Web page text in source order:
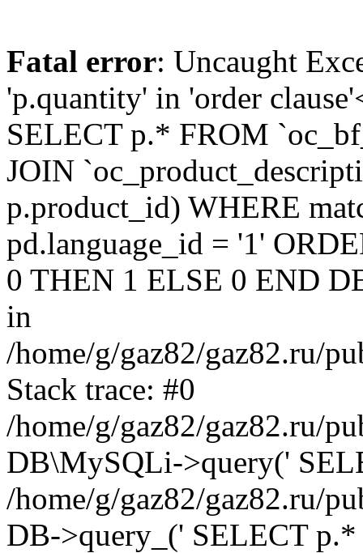
Fatal error: Uncaught
'p.quantity' in 'order
SELECT p.* FROM
JOIN
p.product_id) WHERE
pd.language_id = '1'
0 THEN 1 ELSE 0 END
in
/home/g/gaz82/gaz82.ru/
Stack trace: #0
/home/g/gaz82/gaz82.ru/
DB\MySQLi->query('
/home/g/gaz82/gaz82.ru/
DB->query_(' SELECT